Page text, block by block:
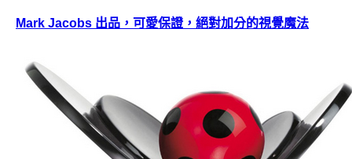
Mark Jacobs 出品，可愛保證，絕對加分的視覺魔法